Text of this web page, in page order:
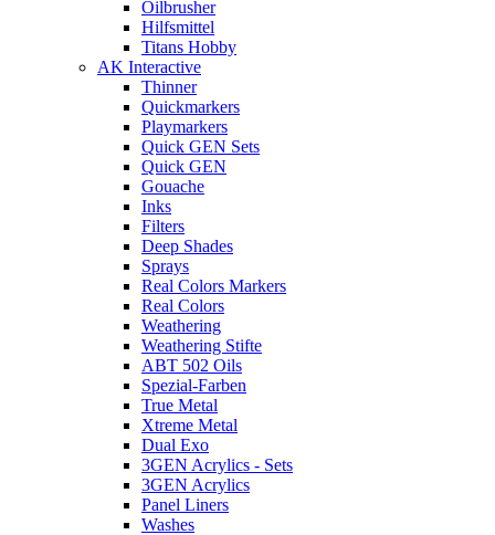
Oilbrusher
Hilfsmittel
Titans Hobby
AK Interactive
Thinner
Quickmarkers
Playmarkers
Quick GEN Sets
Quick GEN
Gouache
Inks
Filters
Deep Shades
Sprays
Real Colors Markers
Real Colors
Weathering
Weathering Stifte
ABT 502 Oils
Spezial-Farben
True Metal
Xtreme Metal
Dual Exo
3GEN Acrylics - Sets
3GEN Acrylics
Panel Liners
Washes